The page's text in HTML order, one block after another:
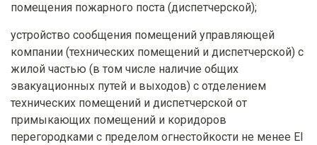
помещения пожарного поста (диспетчерской);
устройство сообщения помещений управляющей
компании (технических помещений и диспетчерской) с
жилой частью (в том числе наличие общих
эвакуационных путей и выходов) с отделением
технических помещений и диспетчерской от
примыкающих помещений и коридоров
перегородками с пределом огнестойкости не менее EI